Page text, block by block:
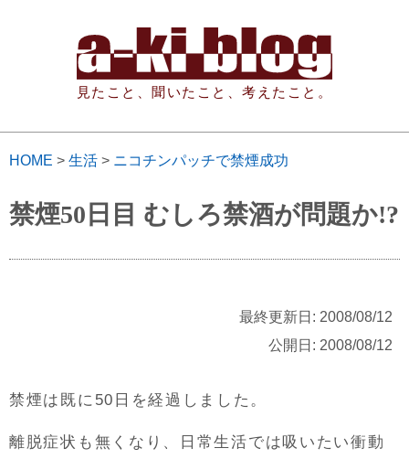
見たこと、聞いたこと、考えたこと。
HOME > 生活 > ニコチンパッチで禁煙成功
禁煙50日目 むしろ禁酒が問題か!?
最終更新日: 2008/08/12
公開日: 2008/08/12
禁煙は既に50日を経過しました。
離脱症状も無くなり、日常生活では吸いたい衝動